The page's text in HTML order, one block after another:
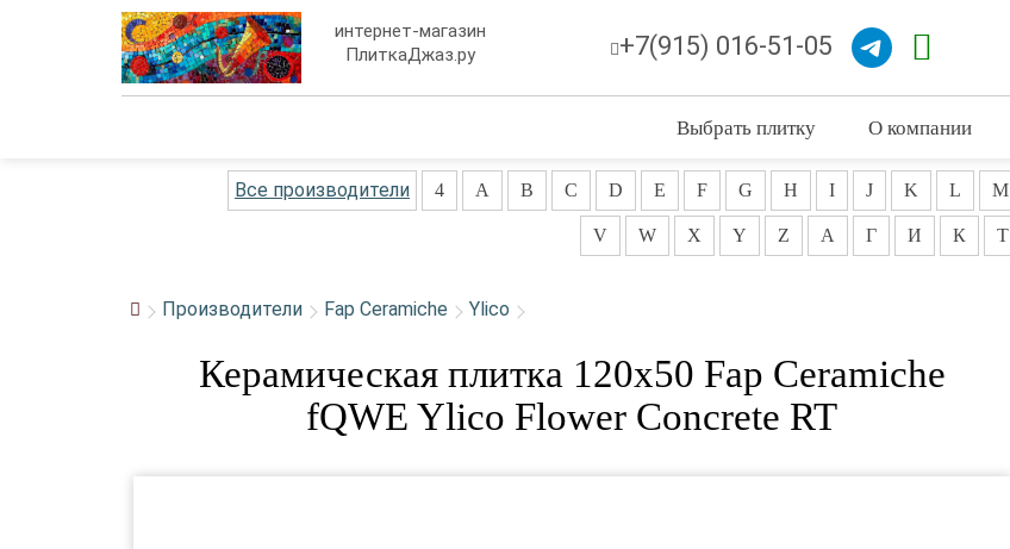
интернет-магазин
ПлиткаДжаз.ру
+7(915) 016-51-05
Выбрать плитку О компании
Все производители 4 A B C D E F G H I J K L M
V W X Y Z А Г И К Т
Производители Fap Ceramiche Ylico
Керамическая плитка 120x50 Fap Ceramiche
fQWE Ylico Flower Concrete RT